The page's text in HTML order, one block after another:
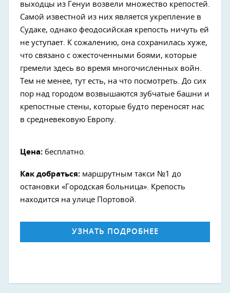
выходцы из Генуи возвели множество крепостей.
Самой известной из них является укрепление в
Судаке, однако феодосийская крепость ничуть ей
не уступает. К сожалению, она сохранилась хуже,
что связано с ожесточенными боями, которые
гремели здесь во время многочисленных войн.
Тем не менее, тут есть, на что посмотреть. До сих
пор над городом возвышаются зубчатые башни и
крепостные стены, которые будто переносят нас
в средневековую Европу.
Цена: бесплатно.
Как добраться: маршрутным такси №1 до
остановки «Городская больница». Крепость
находится на улице Портовой.
УЗНАТЬ ПОДРОБНЕЕ